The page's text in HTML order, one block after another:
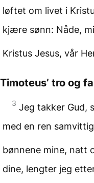
løftet om livet i
kjære sønn: Nåde,
Kristus Jesus, vår
Timoteus’ tro og
3 Jeg takker Gud,
med en ren
bønnene mine, natt
dine, lengter jeg